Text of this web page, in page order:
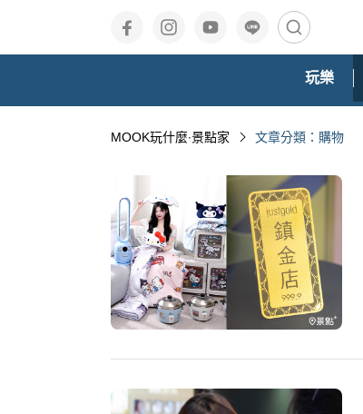
玩樂
MOOK玩什麼‧景點家 文章分類：購物